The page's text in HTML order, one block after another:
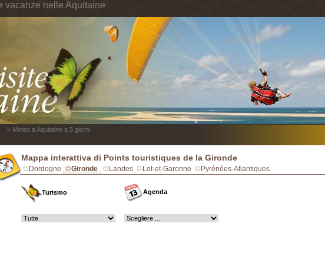
vacanze nelle Aquitaine
> Meteo a Aquitaine a 5 giorni
Mappa interattiva di Points touristiques de la Gironde
Dordogne Gironde Landes Lot-et-Garonne Pyrénées-Atlantiques
Turismo Agenda